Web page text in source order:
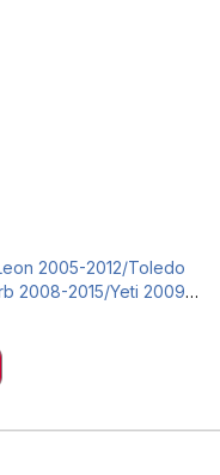
2005-2012/Toledo
2008-2015/Yeti 2009-
187406227